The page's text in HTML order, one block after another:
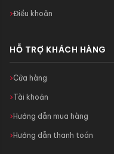
Điều khoản
HỖ TRỢ KHÁCH HÀNG
Cửa hàng
Tài khoản
Hướng dẫn mua hàng
Hướng dẫn thanh toán